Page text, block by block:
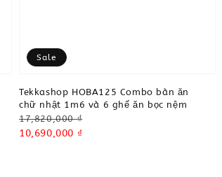
Sale
Tekkashop HOBA125 Combo bàn ăn
chữ nhật 1m6 và 6 ghế ăn bọc nệm
Regular
price
17,820,000 ₫
Sale
10,690,000 ₫